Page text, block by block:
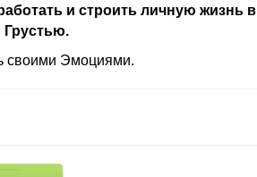
и строить личную жизнь в
Грустью.
своими Эмоциями.